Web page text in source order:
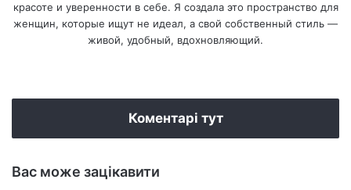
красоте и уверенности в себе. Я создала это пространство для
женщин, которые ищут не идеал, а свой собственный стиль —
живой, удобный, вдохновляющий.
te
Коментарі тут
Вас може зацікавити